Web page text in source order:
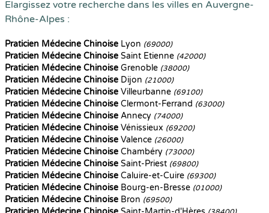
Elargissez votre recherche dans les villes en Auvergne-
Rhône-Alpes :
Praticien Médecine Chinoise Lyon (69000)
Praticien Médecine Chinoise Saint Etienne (42000)
Praticien Médecine Chinoise Grenoble (38000)
Praticien Médecine Chinoise Dijon (21000)
Praticien Médecine Chinoise Villeurbanne (69100)
Praticien Médecine Chinoise Clermont-Ferrand (63000)
Praticien Médecine Chinoise Annecy (74000)
Praticien Médecine Chinoise Vénissieux (69200)
Praticien Médecine Chinoise Valence (26000)
Praticien Médecine Chinoise Chambéry (73000)
Praticien Médecine Chinoise Saint-Priest (69800)
Praticien Médecine Chinoise Caluire-et-Cuire (69300)
Praticien Médecine Chinoise Bourg-en-Bresse (01000)
Praticien Médecine Chinoise Bron (69500)